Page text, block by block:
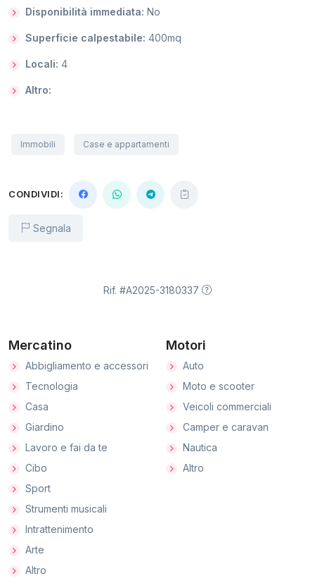
Disponibilità immediata: No
Superficie calpestabile: 400mq
Locali: 4
Altro:
Immobili Case e appartamenti
CONDIVIDI:
Segnala
Rif. #A2025-3180337
Mercatino
Abbigliamento e accessori
Tecnologia
Casa
Giardino
Lavoro e fai da te
Cibo
Sport
Strumenti musicali
Intrattenimento
Arte
Altro
Motori
Auto
Moto e scooter
Veicoli commerciali
Camper e caravan
Nautica
Altro